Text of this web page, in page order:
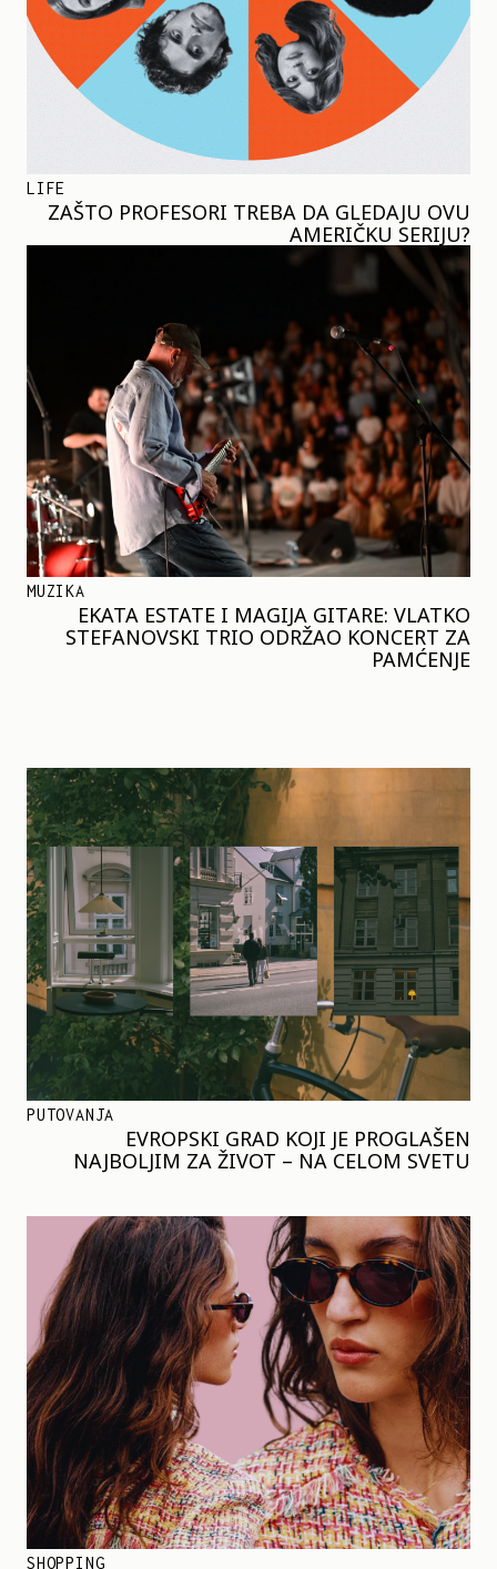
LIFE
ZAŠTO PROFESORI TREBA DA GLEDAJU OVU
AMERIČKU SERIJU?
MUZIKA
EKATA ESTATE I MAGIJA GITARE: VLATKO
STEFANOVSKI TRIO ODRŽAO KONCERT ZA
PAMĆENJE
PUTOVANJA
EVROPSKI GRAD KOJI JE PROGLAŠEN
NAJBOLJIM ZA ŽIVOT – NA CELOM SVETU
SHOPPING